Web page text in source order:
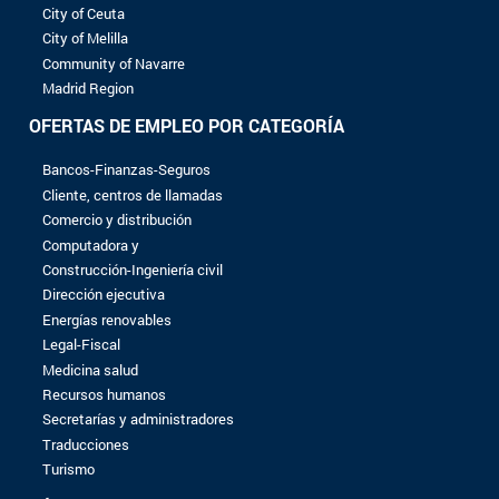
8 a 10 años
Más de 10 años
NIVEL DE ESTUDIOS
Sin bachillerato
Bac
Bac +2
Bac +3
Bac +4
Bac +5
No se encontró ningún registro con los